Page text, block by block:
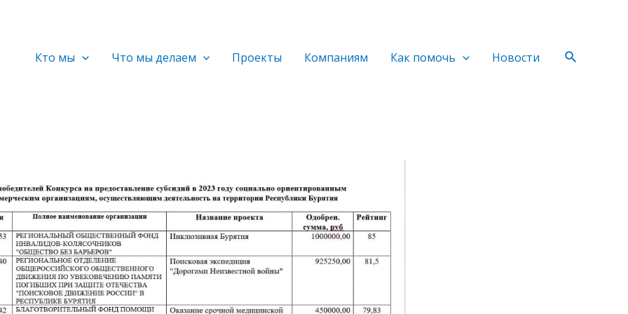
Кто мы Что мы делаем Проекты Компаниям Как помочь Новости Поиск